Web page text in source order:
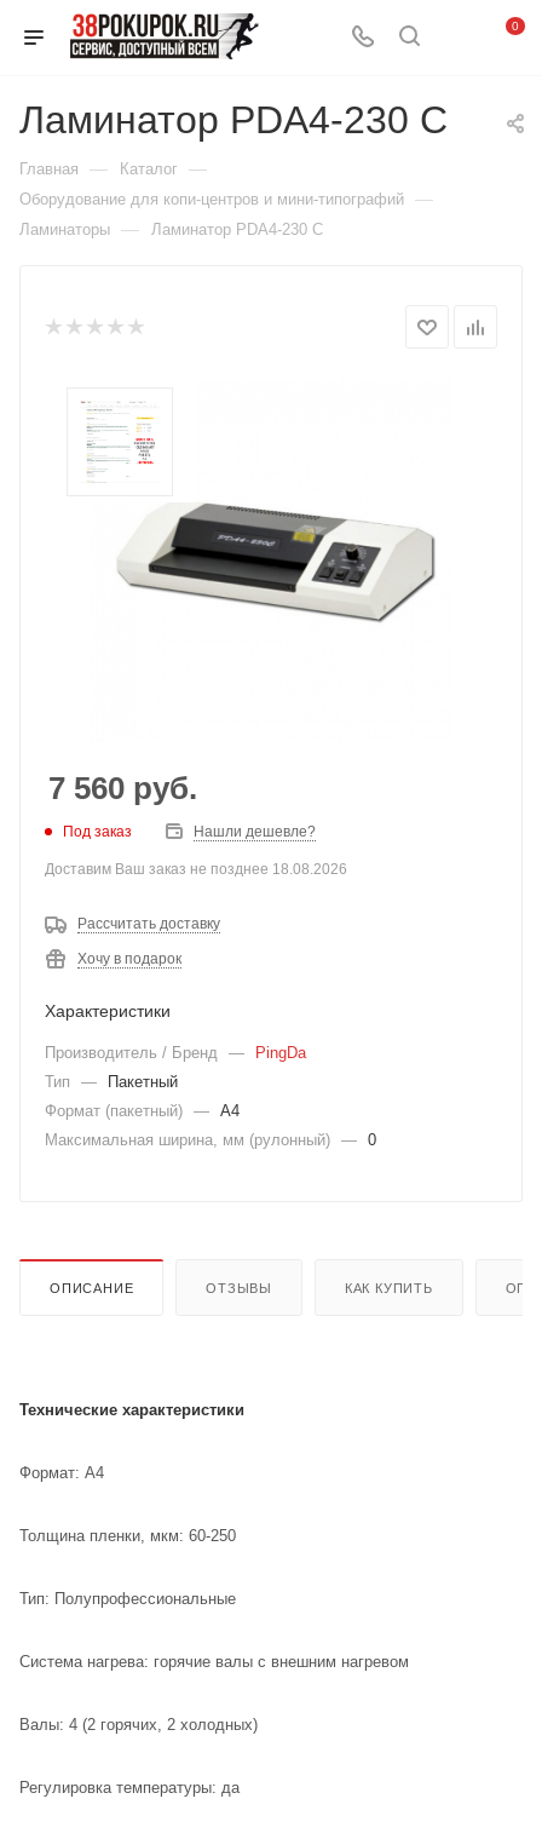
0
Ламинатор PDA4-230 C
Главная — Каталог —
Оборудование для копи-центров и мини-типографий —
Ламинаторы — Ламинатор PDA4-230 C
7 560 руб.
Под заказ Нашли дешевле?
Доставим Ваш заказ не позднее 18.08.2026
Рассчитать доставку
Хочу в подарок
Характеристики
Производитель / Бренд —
PingDa
Тип
—
Пакетный
Формат (пакетный) — A4
Максимальная ширина, мм (рулонный) — 0
ОПИСАНИЕ ОТЗЫВЫ КАК КУПИТЬ
Технические характеристики
Формат: А4
Толщина пленки, мкм: 60-250
Тип: Полупрофессиональные
Система нагрева: горячие валы с внешним нагревом
Валы: 4 (2 горячих, 2 холодных)
Регулировка температуры: да